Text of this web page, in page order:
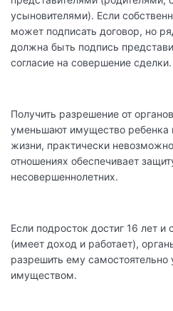
усыновителями). Если
может подписать договор, но
должна быть подпись
согласие на совершение сделки.
Получить разрешение от
уменьшают имущество ребенка
жизни, практически
отношениях обеспечивает
несовершеннолетних.
Если подросток достиг 16 лет и
(имеет доход и работает),
разрешить ему самостоятельно
имуществом.